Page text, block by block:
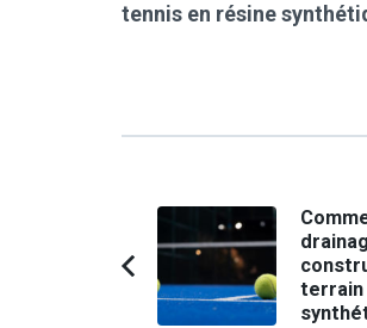
tennis en résine
Navigation
d'article
Article
précédent :
terrain